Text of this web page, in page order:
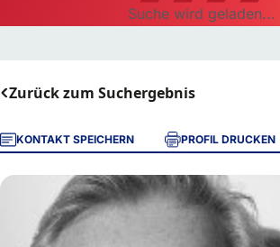
Suche wird geladen...
Zurück zum Suchergebnis
KONTAKT SPEICHERN PROFIL DRUCKEN